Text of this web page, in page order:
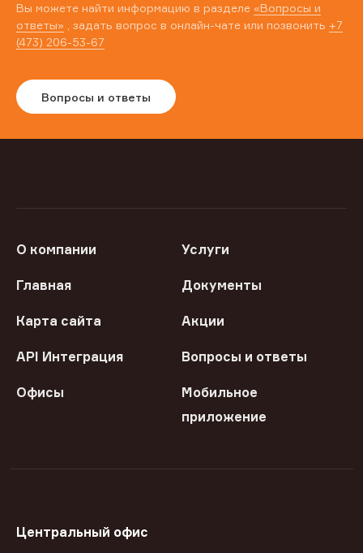
Вы можете найти информацию в разделе «Вопросы и
ответы» , задать вопрос в онлайн-чате или позвонить +7
(473) 206-53-67
Вопросы и ответы
О компании Услуги
Главная Документы
Карта сайта Акции
API Интеграция Вопросы и ответы
Офисы
Мобильное
приложение
Центральный офис